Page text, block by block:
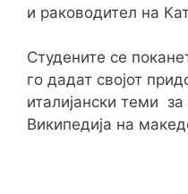
и раководител на
Студените се
го дадат својот
италијански теми
Википедија на